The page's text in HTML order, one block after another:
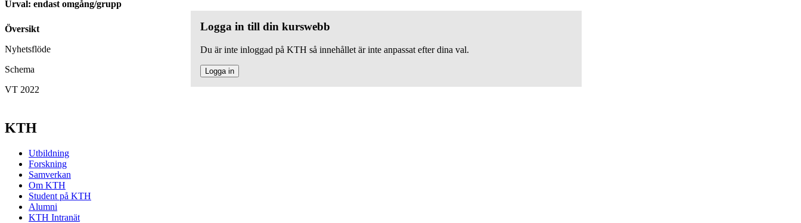
Logga in till din kurswebb
Du är inte inloggad på KTH så innehållet är inte anpassat efter dina val.
Logga in
Urval: endast omgång/grupp
Översikt
Nyhetsflöde
Schema
VT 2022
KTH
Utbildning
Forskning
Samverkan
Om KTH
Student på KTH
Alumni
KTH Intranät